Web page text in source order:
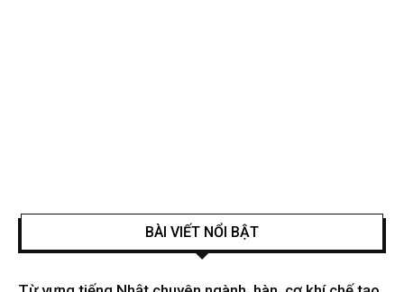
BÀI VIẾT NỔI BẬT